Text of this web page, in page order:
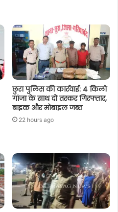
छुरा पुलिस की कार्रवाई: 4 किलो
गांजा के साथ दो तस्कर गिरफ्तार,
बाइक और मोबाइल जब्त
22 hours ago